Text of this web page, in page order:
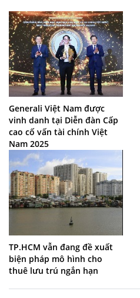
Generali Việt Nam được
vinh danh tại Diễn đàn Cấp
cao cố vấn tài chính Việt
Nam 2025
TP.HCM vẫn đang đề xuất
biện pháp mô hình cho
thuê lưu trú ngắn hạn